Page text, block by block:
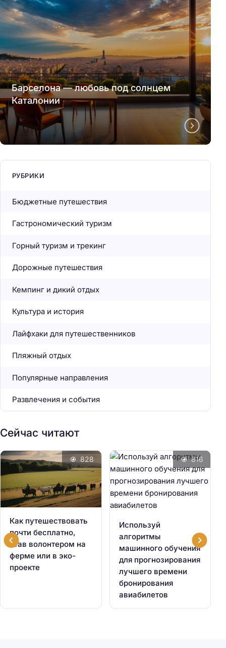
Барселона — любовь под солнцем
Каталонии
РУБРИКИ
Бюджетные путешествия
Гастрономический туризм
Горный туризм и трекинг
Дорожные путешествия
Кемпинг и дикий отдых
Культура и история
Лайфхаки для путешественников
Пляжный отдых
Популярные направления
Развлечения и события
Сейчас читают
Как путешествовать
почти бесплатно,
став волонтером на
ферме или в эко-
проекте
828
Используй
алгоритмы
машинного обучения
для прогнозирования
лучшего времени
бронирования
авиабилетов
816